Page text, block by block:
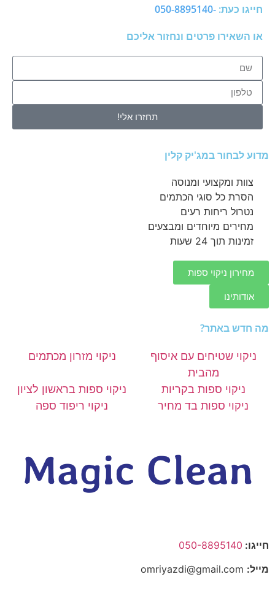
חייגו כעת: -050-8895140
או השאירו פרטים ונחזור אליכם
תחזרו אלי!
מדוע לבחור במג'יק קלין
צוות ומקצועי ומנוסה
הסרת כל סוגי הכתמים
נטרול ריחות רעים
מחירים מיוחדים ומבצעים
זמינות תוך 24 שעות
מחירון ניקוי ספות
אודותינו
מה חדש באתר?
ניקוי שטיחים עם איסוף
מהבית
ניקוי מזרון מכתמים
ניקוי ספות בקריות
ניקוי ספות בראשון לציון
ניקוי ספות בד מחיר
ניקוי ריפוד ספה
חייגו: 050-8895140
מייל: